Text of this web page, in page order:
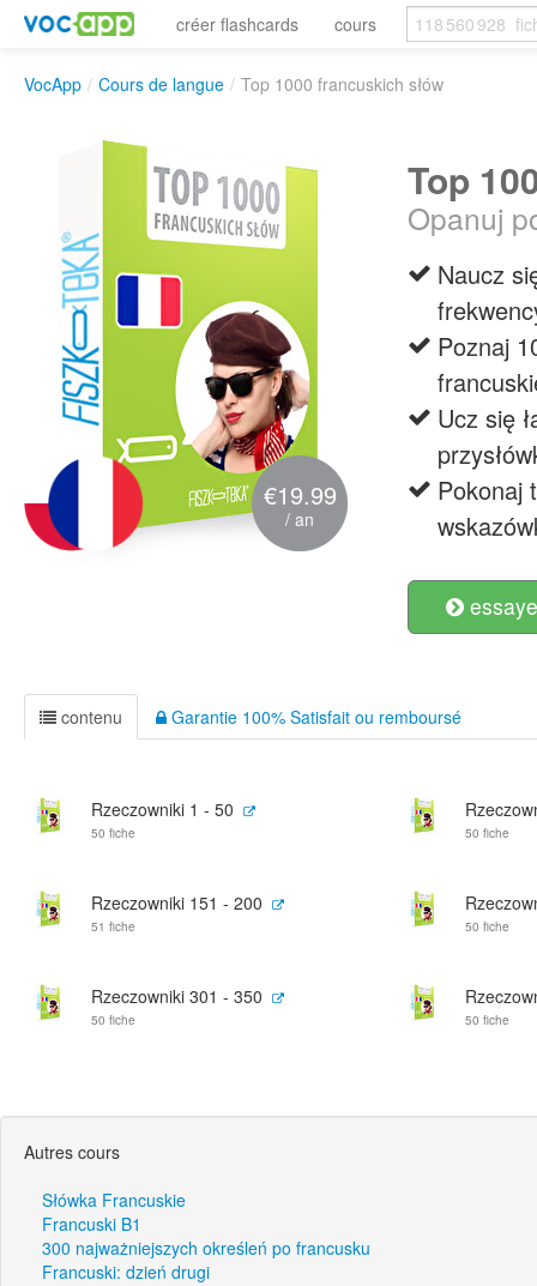
créer flashcards cours
VocApp / Cours de langue / Top 1000 francuskich słów
€19.99
/ an
Top
Opanuj
Naucz
Poznaj
Ucz się
Pokonaj
contenu Garantie 100% Satisfait ou remboursé
Rzeczowniki 1 - 50
50 fiche 50 fiche
Rzeczowniki 151 - 200
51 fiche 50 fiche
Rzeczowniki 301 - 350
50 fiche 50 fiche
Autres cours
Słówka Francuskie
Francuski B1
300 najważniejszych określeń po francusku
Francuski: dzień drugi